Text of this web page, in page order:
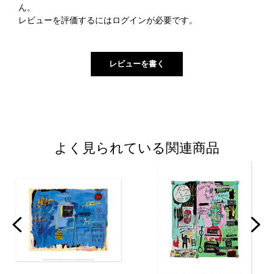
ん。
レビューを評価するには ログインが必要です。
よく見られている関連商品